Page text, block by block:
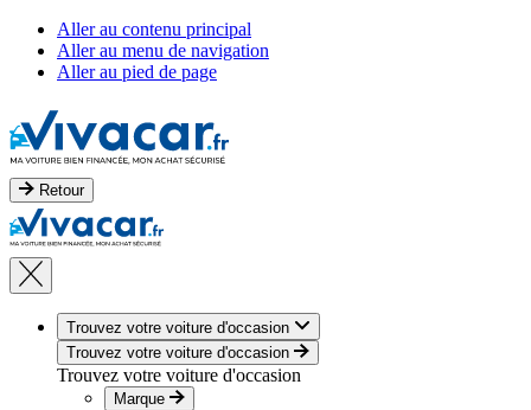
Aller au contenu principal
Aller au menu de navigation
Aller au pied de page
Retour
Trouvez votre voiture d'occasion
Trouvez votre voiture d'occasion
Trouvez votre voiture d'occasion
Marque